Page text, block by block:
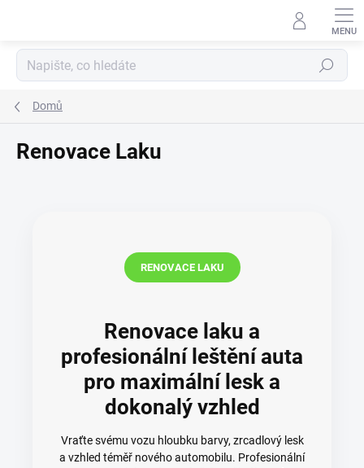
Hledat
Domů
Renovace Laku
RENOVACE LAKU
Renovace laku a
profesionální leštění auta
pro maximální lesk a
dokonalý vzhled
Vraťte svému vozu hloubku barvy, zrcadlový lesk
a vzhled téměř nového automobilu. Profesionální